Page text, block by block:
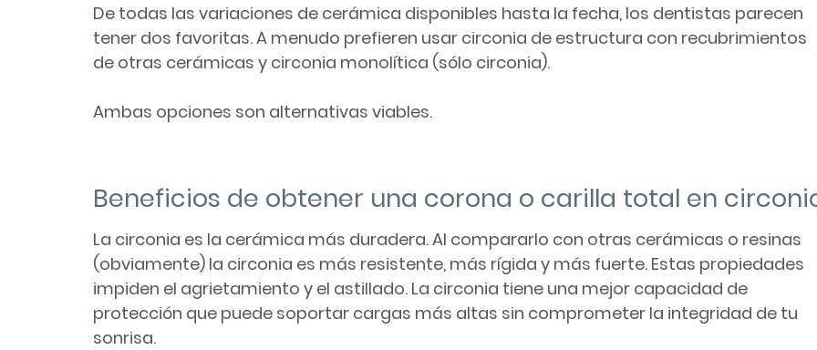
De todas las variaciones de cerámica disponibles hasta la fecha, los dentistas parecen
tener dos favoritas. A menudo prefieren usar circonia de estructura con recubrimientos
de otras cerámicas y circonia monolítica (sólo circonia).
Ambas opciones son alternativas viables.
Beneficios de obtener una corona o carilla total en
La circonia es la cerámica más duradera. Al compararlo con otras cerámicas o resinas
(obviamente) la circonia es más resistente, más rígida y más fuerte. Estas propiedades
impiden el agrietamiento y el astillado. La circonia tiene una mejor capacidad de
protección que puede soportar cargas más altas sin comprometer la integridad de tu
sonrisa.